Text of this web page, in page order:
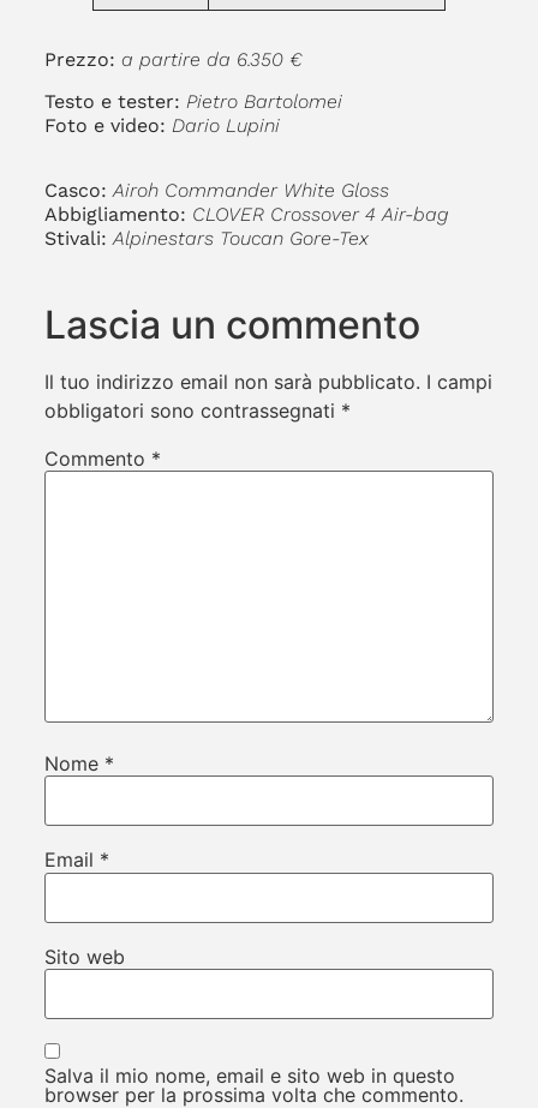
Prezzo: a partire da 6.350 €
Testo e tester: Pietro Bartolomei
Foto e video: Dario Lupini
Casco: Airoh Commander White Gloss
Abbigliamento: CLOVER Crossover 4 Air-bag
Stivali: Alpinestars Toucan Gore-Tex
Lascia un commento
Il tuo indirizzo email non sarà pubblicato. I campi
obbligatori sono contrassegnati *
Commento *
Nome *
Email *
Sito web
Salva il mio nome, email e sito web in questo
browser per la prossima volta che commento.